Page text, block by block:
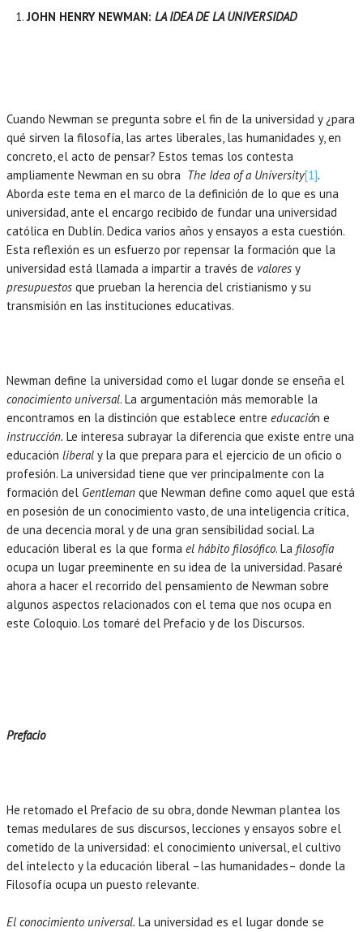
JOHN HENRY NEWMAN: LA IDEA DE LA UNIVERSIDAD
Cuando Newman se pregunta sobre el fin de la universidad y ¿para
qué sirven la filosofía, las artes liberales, las humanidades y, en
concreto, el acto de pensar? Estos temas los contesta
ampliamente Newman en su obra The Idea of a University[1].
Aborda este tema en el marco de la definición de lo que es una
universidad, ante el encargo recibido de fundar una universidad
católica en Dublín. Dedica varios años y ensayos a esta cuestión.
Esta reflexión es un esfuerzo por repensar la formación que la
universidad está llamada a impartir a través de valores y
presupuestos que prueban la herencia del cristianismo y su
transmisión en las instituciones educativas.
Newman define la universidad como el lugar donde se enseña el
conocimiento universal. La argumentación más memorable la
encontramos en la distinción que establece entre educación e
instrucción. Le interesa subrayar la diferencia que existe entre una
educación liberal y la que prepara para el ejercicio de un oficio o
profesión. La universidad tiene que ver principalmente con la
formación del Gentleman que Newman define como aquel que está
en posesión de un conocimiento vasto, de una inteligencia crítica,
de una decencia moral y de una gran sensibilidad social. La
educación liberal es la que forma el hábito filosófico. La filosofía
ocupa un lugar preeminente en su idea de la universidad. Pasaré
ahora a hacer el recorrido del pensamiento de Newman sobre
algunos aspectos relacionados con el tema que nos ocupa en
este Coloquio. Los tomaré del Prefacio y de los Discursos.
Prefacio
He retomado el Prefacio de su obra, donde Newman plantea los
temas medulares de sus discursos, lecciones y ensayos sobre el
cometido de la universidad: el conocimiento universal, el cultivo
del intelecto y la educación liberal –las humanidades– donde la
Filosofía ocupa un puesto relevante.
El conocimiento universal. La universidad es el lugar donde se